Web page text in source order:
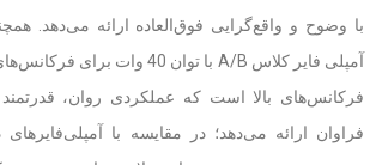
با وضوح و واقع‌گرایی فوق‌العاده ارائه می‌دهد.
فرکانس‌های بالا است که عملکردی روان، قدرتمند
فراوان ارائه می‌دهد؛ در مقایسه با آمپلی‌فایرهای